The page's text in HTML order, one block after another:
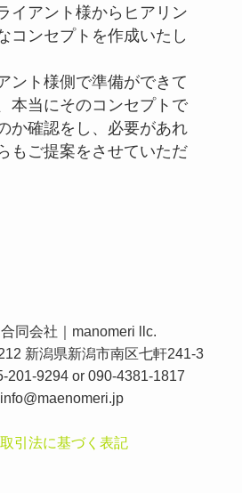
イアント様からヒアリン
コンセプトを作成いたし
ント様側で準備ができて
本当にそのコンセプトで
か確認をし、必要があれ
もご提案をさせていただ
同会社｜manomeri llc.
新潟県新潟市南区七軒241-3
201-9294 or 090-4381-1817
info@maenomeri.jp
引法に基づく表記